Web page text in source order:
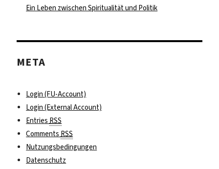
Ein Leben zwischen Spiritualität und Politik
META
Login (FU-Account)
Login (External Account)
EntriesRSS
CommentsRSS
Nutzungsbedingungen
Datenschutz